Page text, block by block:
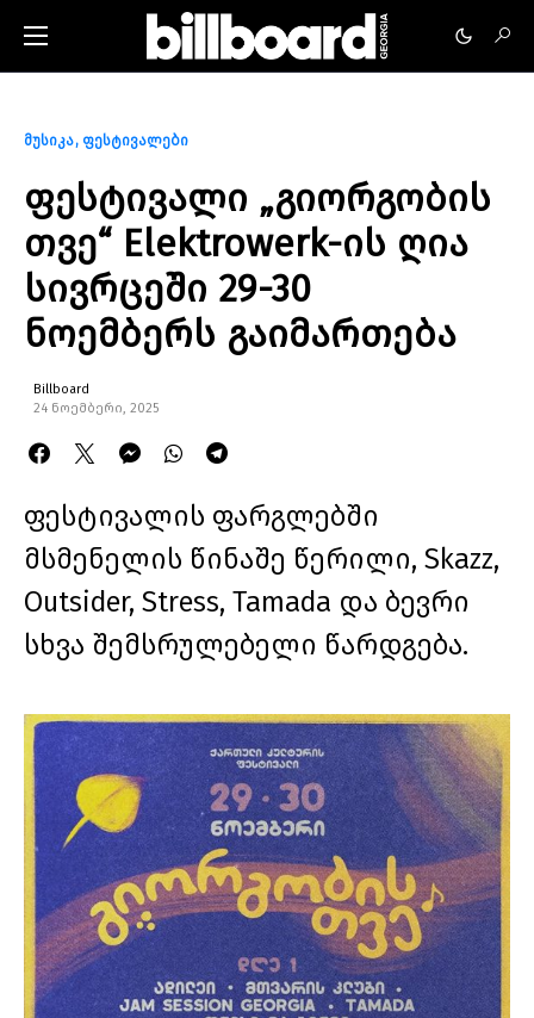
მუსიკა ფესტივალები
ფესტივალი „გიორგობის
თვე“ Elektrowerk-ის ღია
სივრცეში 29-30
ნოემბერს გაიმართება
Billboard
24 ნოემბერი, 2025
ფესტივალის ფარგლებში
მსმენელის წინაშე წერილი, Skazz,
Outsider, Stress, Tamada და ბევრი
სხვა შემსრულებელი წარდგება.